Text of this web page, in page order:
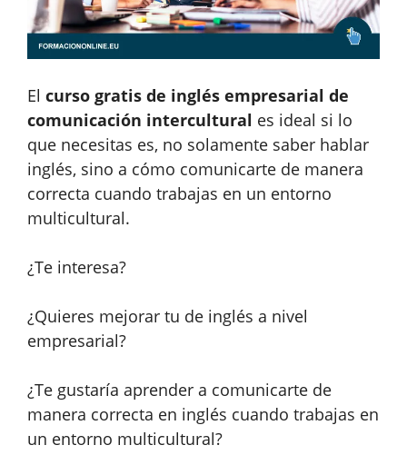
El curso gratis de inglés empresarial de
comunicación intercultural es ideal si lo
que necesitas es, no solamente saber hablar
inglés, sino a cómo comunicarte de manera
correcta cuando trabajas en un entorno
multicultural.
¿Te interesa?
¿Quieres mejorar tu de inglés a nivel
empresarial?
¿Te gustaría aprender a comunicarte de
manera correcta en inglés cuando trabajas en
un entorno multicultural?